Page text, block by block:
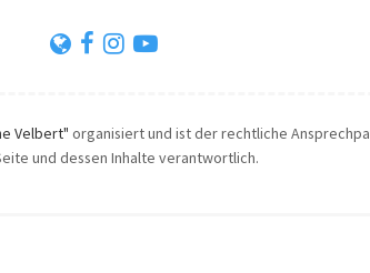
Velbert" organisiert und ist der rechtliche
und dessen Inhalte verantwortlich.